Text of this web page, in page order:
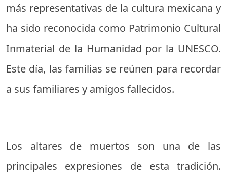
más representativas de la cultura mexicana y
ha sido reconocida como Patrimonio Cultural
Inmaterial de la Humanidad por la UNESCO.
Este día, las familias se reúnen para recordar
a sus familiares y amigos fallecidos.
Los altares de muertos son una de las
principales expresiones de esta tradición.